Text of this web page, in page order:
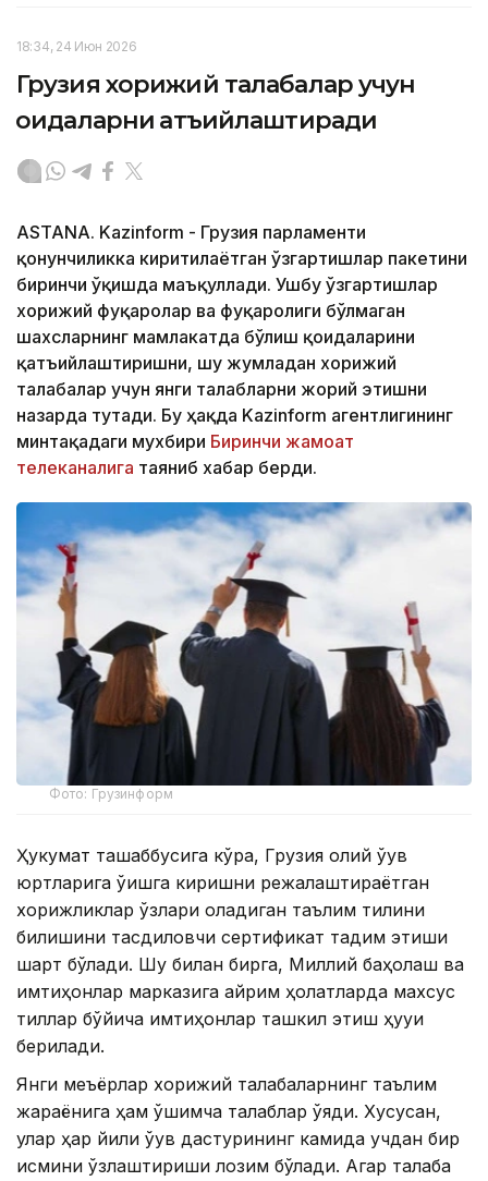
18:34, 24 Июн 2026
Грузия хорижий талабалар учун
қоидаларни қатъийлаштиради
ASTANA. Kazinform - Грузия парламенти
қонунчиликка киритилаётган ўзгартишлар пакетини
биринчи ўқишда маъқуллади. Ушбу ўзгартишлар
хорижий фуқаролар ва фуқаролиги бўлмаган
шахсларнинг мамлакатда бўлиш қоидаларини
қатъийлаштиришни, шу жумладан хорижий
талабалар учун янги талабларни жорий этишни
назарда тутади. Бу ҳақда Kazinform агентлигининг
минтақадаги мухбири Биринчи жамоат
телеканалига таяниб хабар берди.
Фото: Грузинформ
Ҳукумат ташаббусига кўра, Грузия олий ўқув
юртларига ўқишга киришни режалаштираётган
хорижликлар ўзлари оладиган таълим тилини
билишини тасдиқловчи сертификат тақдим этиши
шарт бўлади. Шу билан бирга, Миллий баҳолаш ва
имтиҳонлар марказига айрим ҳолатларда махсус
тиллар бўйича имтиҳонлар ташкил этиш ҳуқуқи
берилади.
Янги меъёрлар хорижий талабаларнинг таълим
жараёнига ҳам қўшимча талаблар қўяди. Хусусан,
улар ҳар йили ўқув дастурининг камида учдан бир
қисмини ўзлаштириши лозим бўлади. Агар талаба